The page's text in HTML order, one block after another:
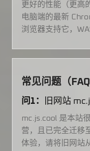
更好的性能（更高
电脑端的最新
浏览器支持它，
常见问题（FAQ
问1： 旧网站
mc.js.cool 是本站
营，且已完全迁移
体验，请将旧网站